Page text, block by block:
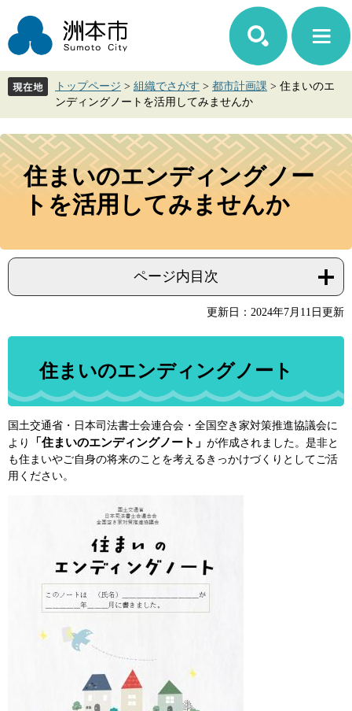
ジ
先
ュ
を
て
本
トップページ > 組織でさがす > 都市計画課 > 住まいのエ
ンディングノートを活用してみませんか
本
文
住まいのエンディングノー
トを活用してみませんか
ページ内目次
更新日：2024年7月11日更新
住まいのエンディングノート
国土交通省・日本司法書士会連合会・全国空き家対策推進協議会に
より
「住まいのエンディングノート」 が作成されました。是非と
も住まいやご自身の将来のことを考えるきっかけづくりとしてご活
用ください。